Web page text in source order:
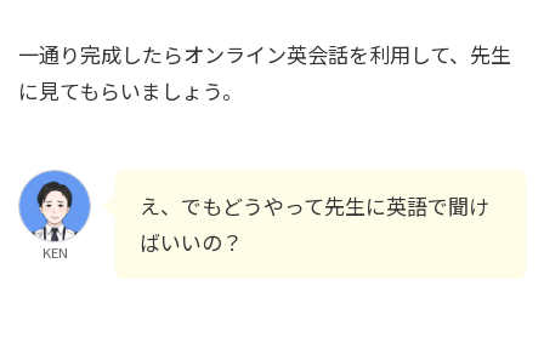
一通り完成したらオンライン英会話を利用して、先生
に見てもらいましょう。
KEN
え、でもどうやって先生に英語で聞け
ばいいの？